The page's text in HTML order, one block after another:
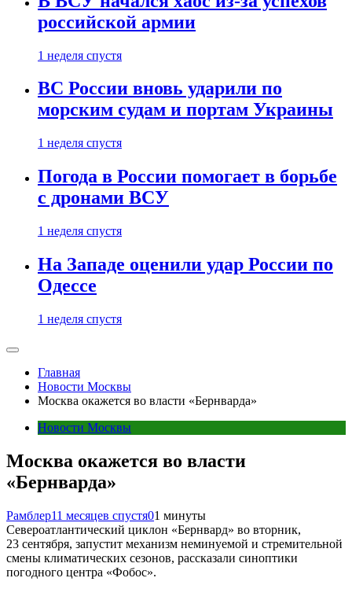
российской армии
1 неделя спустя
ВС России вновь ударили по
морским судам и портам Украины
1 неделя спустя
Погода в России помогает в борьбе
с дронами ВСУ
1 неделя спустя
На Западе оценили удар России по
Одессе
1 неделя спустя
Главная
Новости Москвы
Москва окажется во власти «Бернварда»
Новости Москвы
Москва окажется во власти
«Бернварда»
Рамблер11 месяцев спустя01 минуты
Североатлантический циклон «Бернвард» во вторник,
23 сентября, запустит механизм неминуемой и стремительной
смены климатических сезонов, рассказали синоптики
погодного центра «Фобос».